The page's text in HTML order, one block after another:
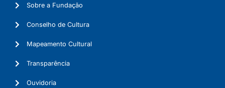
Sobre a Fundação
Conselho de Cultura
Mapeamento Cultural
Transparência
Ouvidoria